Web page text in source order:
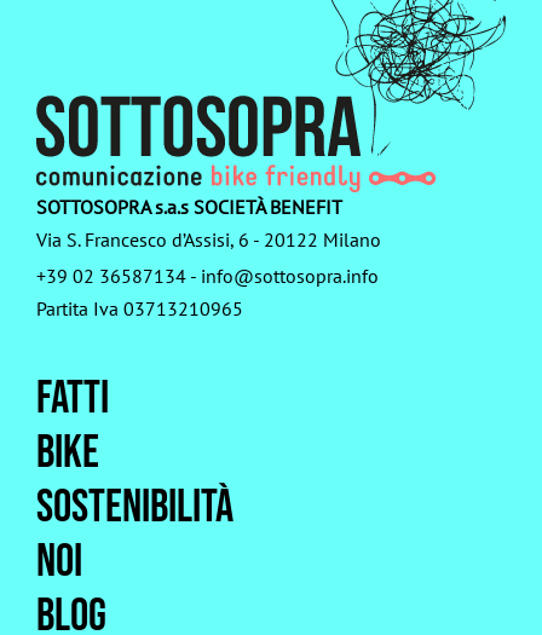
Fatti
Bike
Sostenibilità
Noi
Blog
SOTTOSOPRA s.a.s SOCIETÀ BENEFIT
Via S. Francesco d’Assisi, 6 - 20122 Milano
+39 02 36587134 - info@sottosopra.info
Partita Iva 03713210965